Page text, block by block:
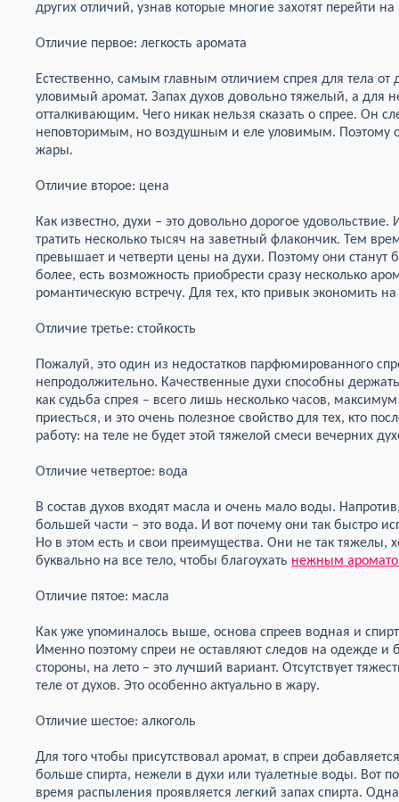
других отличий, узнав которые многие захотят перейти
Отличие первое: легкость аромата
Естественно, самым главным отличием спрея для тела от
уловимый аромат. Запах духов довольно тяжелый, а для
отталкивающим. Чего никак нельзя сказать о спрее. Он
неповторимым, но воздушным и еле уловимым. Поэтому
жары.
Отличие второе: цена
Как известно, духи – это довольно дорогое
тратить несколько тысяч на заветный флакончик. Тем
превышает и четверти цены на духи. Поэтому они
более, есть возможность приобрести сразу несколько
романтическую встречу. Для тех, кто привык экономить
Отличие третье: стойкость
Пожалуй, это один из недостатков парфюмированного
непродолжительно. Качественные духи способны
как судьба спрея – всего лишь несколько часов,
приесться, и это очень полезное свойство для тех, кто
работу: на теле не будет этой тяжелой смеси вечерних
Отличие четвертое: вода
В состав духов входят масла и очень мало воды.
большей части – это вода. И вот почему они так быстро
Но в этом есть и свои преимущества. Они не так тяжелы,
буквально на все тело, чтобы благоухать нежным
Отличие пятое: масла
Как уже упоминалось выше, основа спреев водная и
Именно поэтому спреи не оставляют следов на одежде и
стороны, на лето – это лучший вариант. Отсутствует
теле от духов. Это особенно актуально в жару.
Отличие шестое: алкоголь
Для того чтобы присутствовал аромат, в спреи добавляется
больше спирта, нежели в духи или туалетные воды. Вот
время распыления проявляется легкий запах спирта.